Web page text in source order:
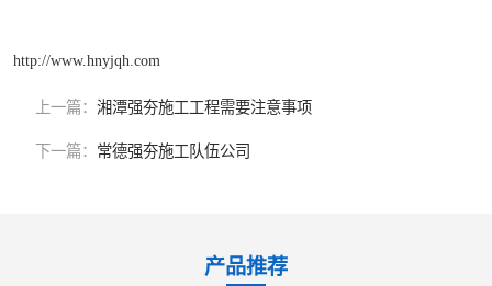
http://www.hnyjqh.com
上一篇： 湘潭强夯施工工程需要注意事项
下一篇： 常德强夯施工队伍公司
产品推荐